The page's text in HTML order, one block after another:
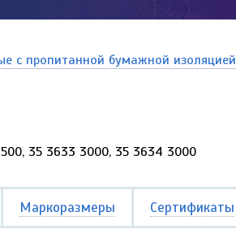
с пропитанной бумажной изоляцией
35 3633 3000, 35 3634 3000
Маркоразмеры Сертификаты